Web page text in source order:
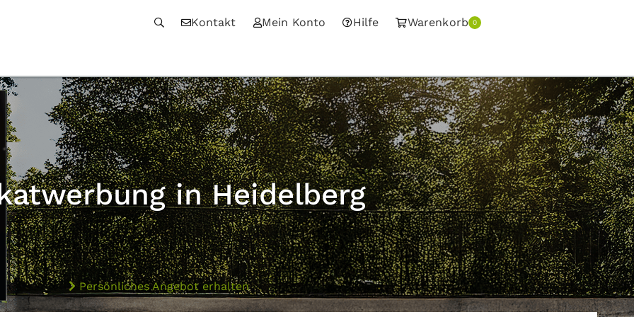
Kontakt Mein Konto Hilfe Warenkorb 0
in Heidelberg
Persönliches Angebot erhalten